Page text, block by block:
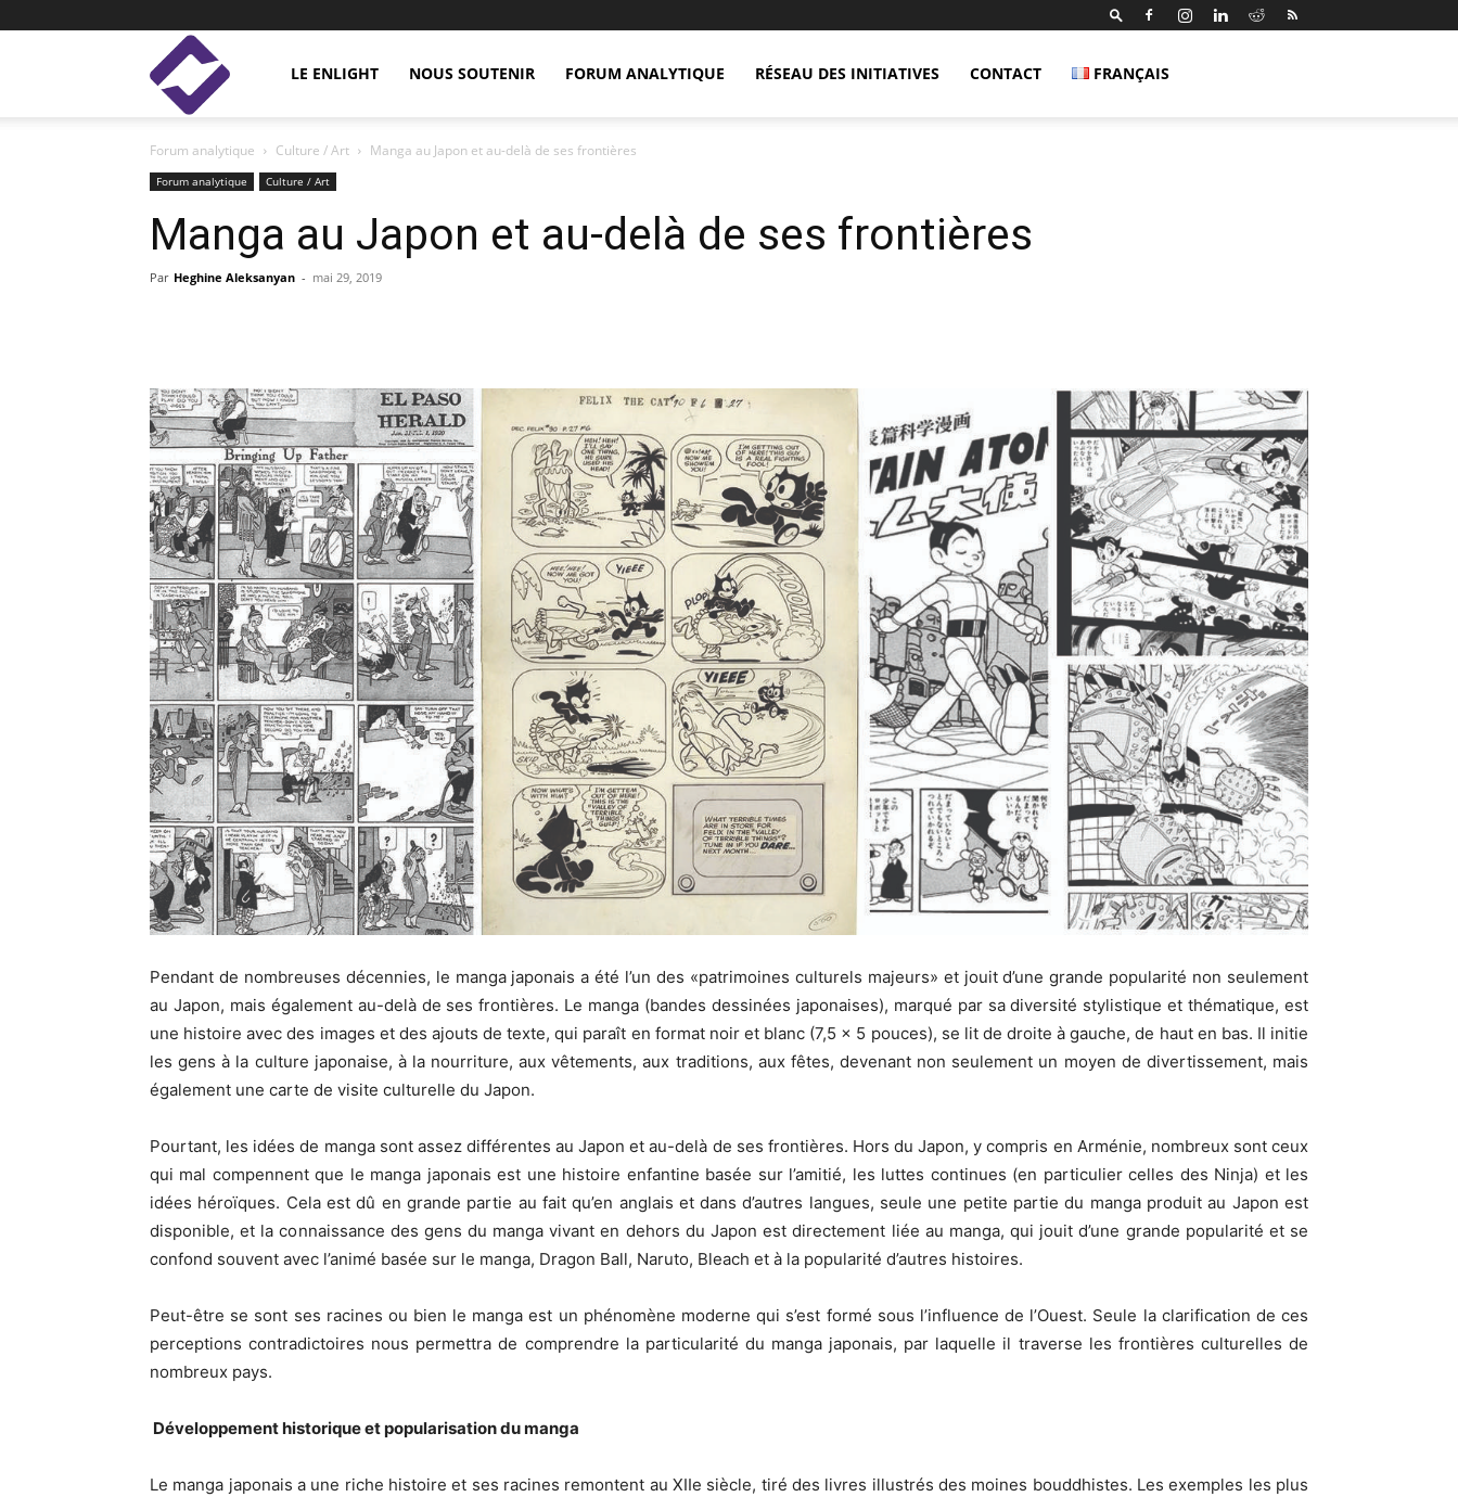
Enlight
Studies
LE ENLIGHT NOUS SOUTENIR FORUM ANALYTIQUE RÉSEAU DES INITIATIVES CONTACT FRANÇAIS
Forum analytique Culture / Art Manga au Japon et au-delà de ses frontières
Forum analytique Culture / Art
Manga au Japon et au-delà de ses frontières
Par Heghine Aleksanyan - mai 29, 2019
Pendant de nombreuses décennies, le manga japonais a été l’un des «patrimoines culturels majeurs» et jouit d’une grande popularité non seulement
au Japon, mais également au-delà de ses frontières. Le manga (bandes dessinées japonaises), marqué par sa diversité stylistique et thématique, est
une histoire avec des images et des ajouts de texte, qui paraît en format noir et blanc (7,5 x 5 pouces), se lit de droite à gauche, de haut en bas. Il initie
les gens à la culture japonaise, à la nourriture, aux vêtements, aux traditions, aux fêtes, devenant non seulement un moyen de divertissement, mais
également une carte de visite culturelle du Japon.
Pourtant, les idées de manga sont assez différentes au Japon et au-delà de ses frontières. Hors du Japon, y compris en Arménie, nombreux sont ceux
qui mal compennent que le manga japonais est une histoire enfantine basée sur l’amitié, les luttes continues (en particulier celles des Ninja) et les
idées héroïques. Cela est dû en grande partie au fait qu’en anglais et dans d’autres langues, seule une petite partie du manga produit au Japon est
disponible, et la connaissance des gens du manga vivant en dehors du Japon est directement liée au manga, qui jouit d’une grande popularité et se
confond souvent avec l’animé basée sur le manga, Dragon Ball, Naruto, Bleach et à la popularité d’autres histoires.
Peut-être se sont ses racines ou bien le manga est un phénomène moderne qui s’est formé sous l’influence de l’Ouest. Seule la clarification de ces
perceptions contradictoires nous permettra de comprendre la particularité du manga japonais, par laquelle il traverse les frontières culturelles de
nombreux pays.
Développement historique et popularisation du manga
Le manga japonais a une riche histoire et ses racines remontent au XIIe siècle, tiré des livres illustrés des moines bouddhistes. Les exemples les plus